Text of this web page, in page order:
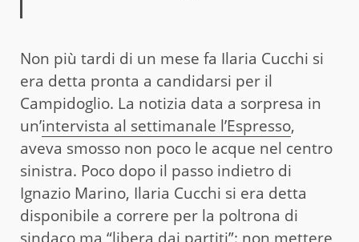
Non più tardi di un mese fa Ilaria Cucchi si
era detta pronta a candidarsi per il
Campidoglio. La notizia data a sorpresa in
un’intervista al settimanale l’Espresso,
aveva smosso non poco le acque nel centro
sinistra. Poco dopo il passo indietro di
Ignazio Marino, Ilaria Cucchi si era detta
disponibile a correre per la poltrona di